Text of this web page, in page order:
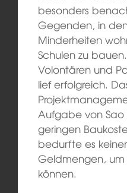
besonders
Gegenden, in
Minderheiten
Schulen zu
Volontären und
lief erfolgreich.
Aufgabe von Sao
geringen
bedurfte es
Geldmengen, um
können.